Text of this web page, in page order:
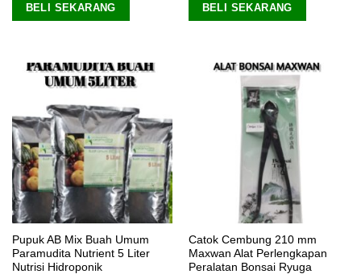
BELI SEKARANG BELI SEKARANG
Pupuk AB Mix Buah Umum
Paramudita Nutrient 5 Liter
Nutrisi Hidroponik
Catok Cembung 210 mm
Maxwan Alat Perlengkapan
Peralatan Bonsai Ryuga